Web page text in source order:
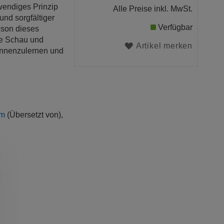
Prinzip
sorgfältiger
dieses
Schau und
und
(Übersetzt von),
Alle Preise inkl. MwSt.
Verfügbar
Artikel merken